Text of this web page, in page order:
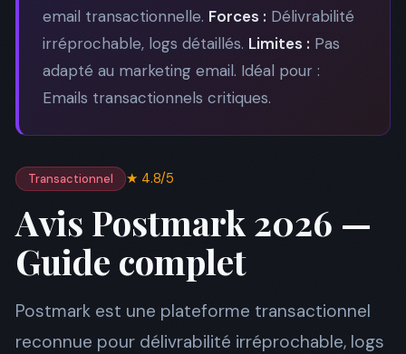
email transactionnelle. Forces : Délivrabilité
irréprochable, logs détaillés. Limites : Pas
adapté au marketing email. Idéal pour :
Emails transactionnels critiques.
Transactionnel ★ 4.8/5
Avis Postmark 2026 —
Guide complet
Postmark est une plateforme transactionnel
reconnue pour délivrabilité irréprochable, logs